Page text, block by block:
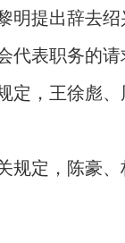
明提出辞去
代表职务的
定，王徐彪
规定，陈豪